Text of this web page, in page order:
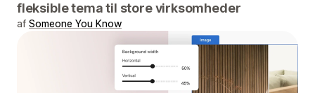
fleksible tema til store virksomheder
af Someone You Know